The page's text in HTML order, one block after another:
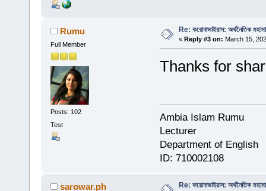
Rumu
Full Member
Posts: 102
Test
Re: করোনাভাইরাস: অর্থনৈতিক
« Reply #3 on: March 15,
Thanks for
Ambia Islam Rumu
Lecturer
Department of English
ID: 710002108
sarowar.ph Re: করোনাভাইরাস: অর্থনৈতিক